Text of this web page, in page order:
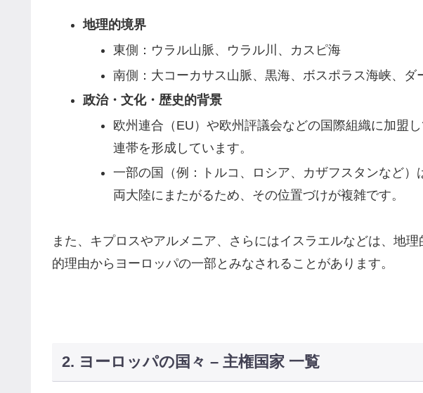
地理的境界
東側：ウラル山脈、ウラル川、カスピ海
南側：大コーカサス山脈、黒海、ボスポラス海峡、ダ
政治・文化・歴史的背景
欧州連合（EU）や欧州評議会などの国際組織に加盟
連帯を形成しています。
一部の国（例：トルコ、ロシア、カザフスタンなど
両大陸にまたがるため、その位置づけが複雑です。
また、キプロスやアルメニア、さらにはイスラエルなどは、地
的理由からヨーロッパの一部とみなされることがあります。
2. ヨーロッパの国々 – 主権国家 一覧